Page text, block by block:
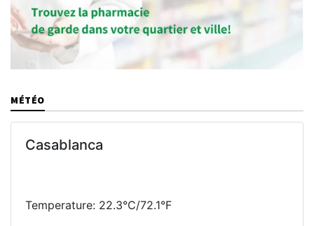
MÉTÉO
Casablanca
Temperature: 22.3°C/72.1°F